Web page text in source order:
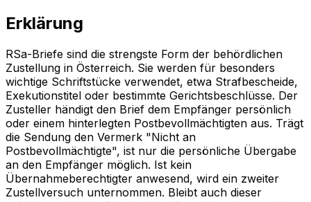
Erklärung
RSa-Briefe sind die strengste Form der behördlichen
Zustellung in Österreich. Sie werden für besonders
wichtige Schriftstücke verwendet, etwa Strafbescheide,
Exekutionstitel oder bestimmte Gerichtsbeschlüsse. Der
Zusteller händigt den Brief dem Empfänger persönlich
oder einem hinterlegten Postbevollmächtigten aus. Trägt
die Sendung den Vermerk "Nicht an
Postbevollmächtigte", ist nur die persönliche Übergabe
an den Empfänger möglich. Ist kein
Übernahmeberechtigter anwesend, wird ein zweiter
Zustellversuch unternommen. Bleibt auch dieser